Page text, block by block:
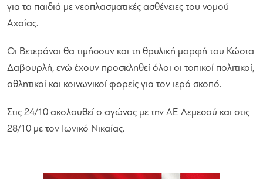
για τα παιδιά με νεοπλασματικές ασθένειες του νομού
Αχαΐας.
Οι Βετεράνοι θα τιμήσουν και τη θρυλική μορφή του Κώστα
Δαβουρλή, ενώ έχουν προσκληθεί όλοι οι τοπικοί πολιτικοί,
αθλητικοί και κοινωνικοί φορείς για τον ιερό σκοπό.
Στις 24/10 ακολουθεί ο αγώνας με την ΑΕ Λεμεσού και στις
28/10 με τον Ιωνικό Νικαίας.